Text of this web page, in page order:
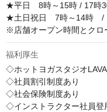
★平日　8時～15時 / 17時
★土日祝日　7時～14時　/
※店舗オープン時間とクロ
福利厚生
◇ホットヨガスタジオ
◇社員割引制度あり
◇社会保険制度あり
◇インストラクター社員登